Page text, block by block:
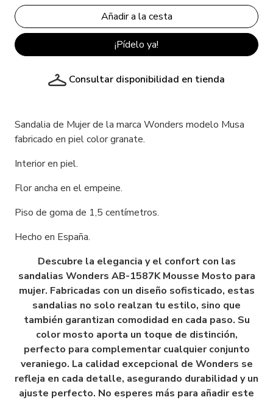
¡Pídelo ya!
Consultar disponibilidad en tienda
Sandalia de Mujer de la marca Wonders modelo Musa
fabricado en piel color granate.
Interior en piel.
Flor ancha en el empeine.
Piso de goma de 1,5 centímetros.
Hecho en España.
Descubre la elegancia y el confort con las
sandalias Wonders AB-1587K Mousse Mosto para
mujer. Fabricadas con un diseño sofisticado, estas
sandalias no solo realzan tu estilo, sino que
también garantizan comodidad en cada paso. Su
color mosto aporta un toque de distinción,
perfecto para complementar cualquier conjunto
veraniego. La calidad excepcional de Wonders se
refleja en cada detalle, asegurando durabilidad y un
ajuste perfecto. No esperes más para añadir este